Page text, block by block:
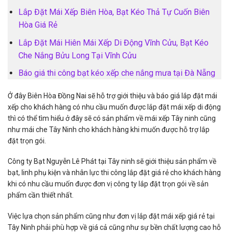
Lắp Đặt Mái Xếp Biên Hòa, Bạt Kéo Thả Tự Cuốn Biên
Hòa Giá Rẻ
Lắp Đặt Mái Hiên Mái Xếp Di Động Vĩnh Cửu, Bạt Kéo
Che Nắng Bửu Long Tại Vĩnh Cửu
Báo giá thi công bạt kéo xếp che nắng mưa tại Đà Nẵng
Ở đây Biên Hòa Đồng Nai sẽ hỗ trợ giới thiệu và báo giá lắp đặt mái
xếp cho khách hàng có nhu cầu muốn được lắp đặt mái xếp di động
thì có thể tìm hiểu ở đây sẽ có sản phẩm về mái xếp Tây ninh cũng
như mái che Tây Ninh cho khách hàng khi muốn được hỗ trợ lắp
đặt trọn gói.
Công ty Bạt Nguyễn Lê Phát tại Tây ninh sẽ giới thiệu sản phẩm về
bạt, linh phụ kiện và nhân lực thi công lắp đặt giá rẻ cho khách hàng
khi có nhu cầu muốn được đơn vị công ty lắp đặt trọn gói về sản
phẩm cần thiết nhất.
Việc lựa chọn sản phẩm cũng như đơn vị lắp đặt mái xếp giá rẻ tại
Tây Ninh phải phù hợp về giá cả cũng như sự bền chất lượng cao hỗ